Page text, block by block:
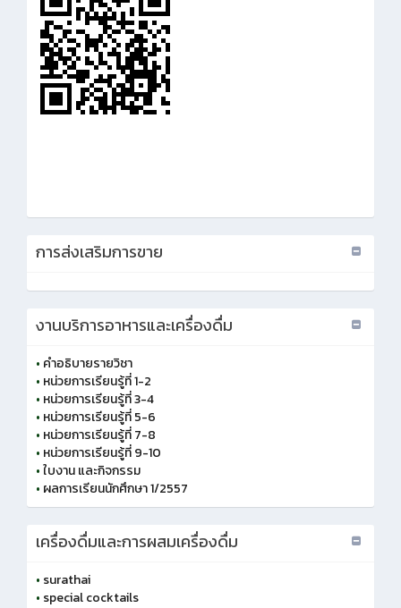
การส่งเสริมการขาย
งานบริการอาหารและเครื่องดื่ม
• คำอธิบายรายวิชา
• หน่วยการเรียนรู้ที่ 1-2
• หน่วยการเรียนรู้ที่ 3-4
• หน่วยการเรียนรู้ที่ 5-6
• หน่วยการเรียนรู้ที่ 7-8
• หน่วยการเรียนรู้ที่ 9-10
•ใบงาน และกิจกรรม
• ผลการเรียนนักศึกษา 1/2557
เครื่องดื่มและการผสมเครื่องดื่ม
• surathai
• special cocktails